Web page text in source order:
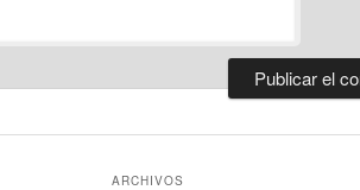
ARCHIVOS